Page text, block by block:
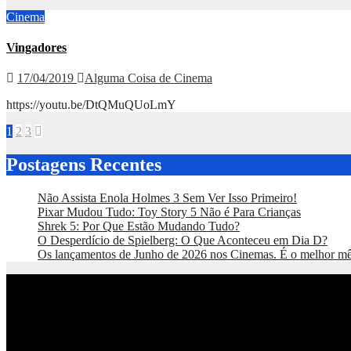
Cinema
Vingadores
17/04/2019
Alguma Coisa de Cinema
https://youtu.be/DtQMuQUoLmY
Paginação
de
posts
1 2 3
Postagens Recentes
Não Assista Enola Holmes 3 Sem Ver Isso Primeiro!
Pixar Mudou Tudo: Toy Story 5 Não é Para Crianças
Shrek 5: Por Que Estão Mudando Tudo?
O Desperdício de Spielberg: O Que Aconteceu em Dia D?
Os lançamentos de Junho de 2026 nos Cinemas. É o melhor